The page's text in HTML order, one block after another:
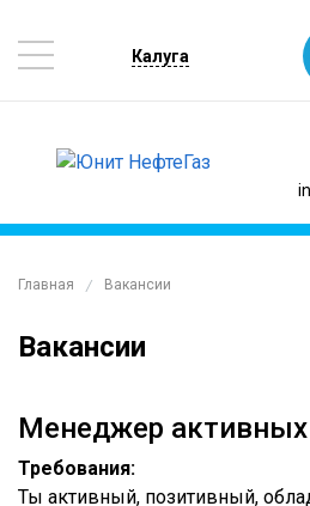
Калуга
Главная / Вакансии
Вакансии
Менеджер
Требования:
Ты активный, позитивный,